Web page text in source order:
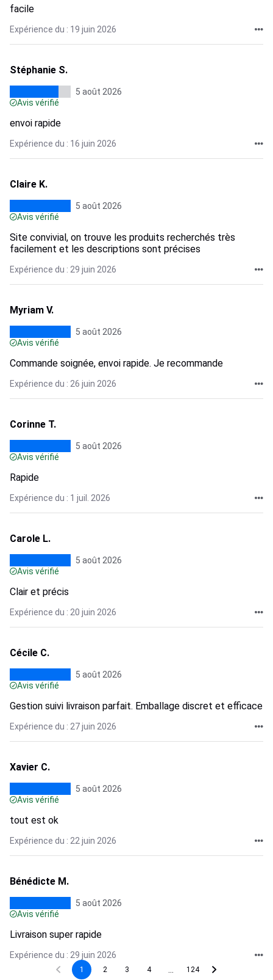
facile
Expérience du : 19 juin 2026
Stéphanie S.
5 août 2026
Avis vérifié
envoi rapide
Expérience du : 16 juin 2026
Claire K.
5 août 2026
Avis vérifié
Site convivial, on trouve les produits recherchés très
facilement et les descriptions sont précises
Expérience du : 29 juin 2026
Myriam V.
5 août 2026
Avis vérifié
Commande soignée, envoi rapide. Je recommande
Expérience du : 26 juin 2026
Corinne T.
5 août 2026
Avis vérifié
Rapide
Expérience du : 1 juil. 2026
Carole L.
5 août 2026
Avis vérifié
Clair et précis
Expérience du : 20 juin 2026
Cécile C.
5 août 2026
Avis vérifié
Gestion suivi livraison parfait. Emballage discret et efficace
Expérience du : 27 juin 2026
Xavier C.
5 août 2026
Avis vérifié
tout est ok
Expérience du : 22 juin 2026
Bénédicte M.
5 août 2026
Avis vérifié
Livraison super rapide
Expérience du : 29 juin 2026
1 2 3 4 124